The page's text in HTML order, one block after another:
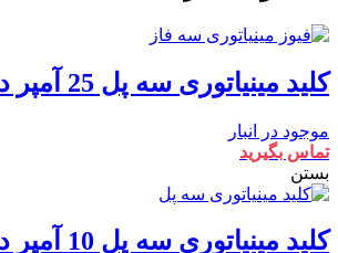
کلید مینیاتوری سه پل 25 آمپر دنا الکتریک
موجود در انبار
تماس بگیرید
بستن
کلید مینیاتوری سه پل 10 آمپر دنا الکتریک